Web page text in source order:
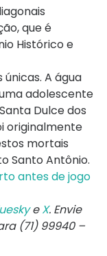
que é
Histórico e
A água
adolescente
Dulce dos
originalmente
mortais
Santo Antônio.
antes de jogo
eX. Envie
(71) 99940 –